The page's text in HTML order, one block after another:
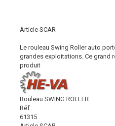
Article SCAR
Le rouleau Swing Roller auto
grandes exploitations. Ce grand
produit
Rouleau SWING ROLLER
Réf :
61315